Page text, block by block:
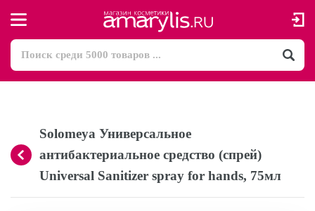
Solomeya Универсальное
антибактериальное средство (спрей)
Universal Sanitizer spray for hands, 75мл